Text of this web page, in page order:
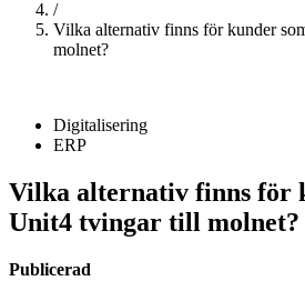
/
Vilka alternativ finns för kunder
molnet?
Digitalisering
ERP
Vilka alternativ finns för
Unit4 tvingar till molnet?
Publicerad